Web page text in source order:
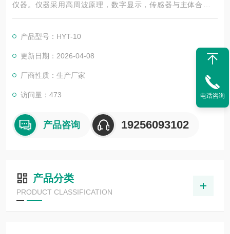
仪器。仪器采用高周波原理，数字显示，传感器与主体合为一
体，设有多个档位用来测量食品馅料、饺子面、豆沙馅料、月饼
的理想仪器。
产品型号：HYT-10
更新日期：2026-04-08
厂商性质：生产厂家
访问量：473
产品咨询 19256093102
产品分类
PRODUCT CLASSIFICATION
电话咨询